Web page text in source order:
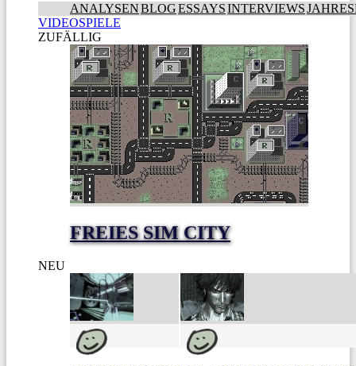
ANALYSENBLOGESSAYSINTERVIEWS
VIDEOSPIELE
ZUFÄLLIG
FREIES SIM CITY
NEU